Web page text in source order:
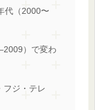
代（2000〜
）で変わ
フジ・テレ